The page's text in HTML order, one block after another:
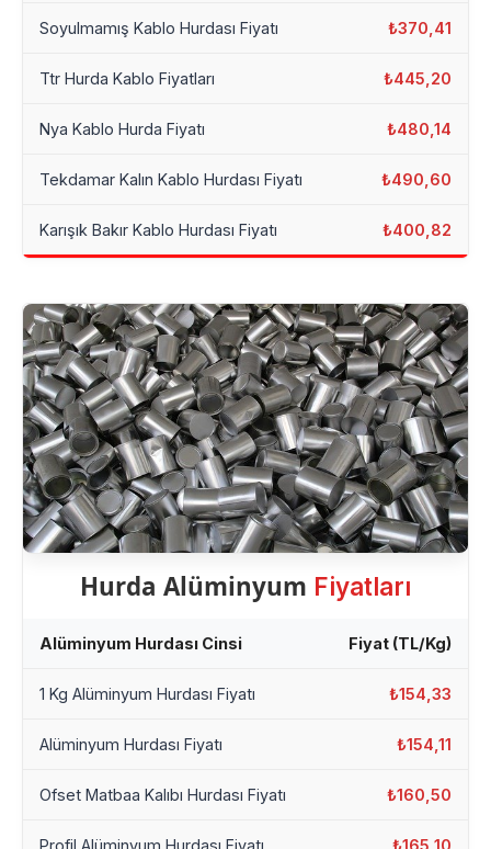
Soyulmamış Kablo Hurdası Fiyatı ₺370,41
Ttr Hurda Kablo Fiyatları ₺445,20
Nya Kablo Hurda Fiyatı ₺480,14
Tekdamar Kalın Kablo Hurdası Fiyatı ₺490,60
Karışık Bakır Kablo Hurdası Fiyatı ₺400,82
Hurda Alüminyum Fiyatları
Alüminyum Hurdası Cinsi Fiyat (TL/Kg)
1 Kg Alüminyum Hurdası Fiyatı ₺154,33
Alüminyum Hurdası Fiyatı ₺154,11
Ofset Matbaa Kalıbı Hurdası Fiyatı ₺160,50